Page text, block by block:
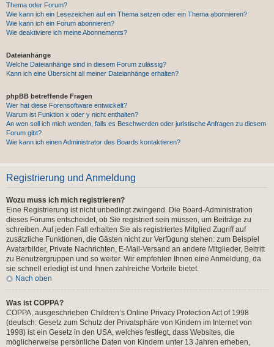
Thema oder Forum?
Wie kann ich ein Lesezeichen auf ein Thema setzen oder ein Thema abonnieren?
Wie kann ich ein Forum abonnieren?
Wie deaktiviere ich meine Abonnements?
Dateianhänge
Welche Dateianhänge sind in diesem Forum zulässig?
Kann ich eine Übersicht all meiner Dateianhänge erhalten?
phpBB betreffende Fragen
Wer hat diese Forensoftware entwickelt?
Warum ist Funktion x oder y nicht enthalten?
An wen soll ich mich wenden, falls es Beschwerden oder juristische Anfragen zu diesem
Forum gibt?
Wie kann ich einen Administrator des Boards kontaktieren?
Registrierung und Anmeldung
Wozu muss ich mich registrieren?
Eine Registrierung ist nicht unbedingt zwingend. Die Board-Administration
dieses Forums entscheidet, ob Sie registriert sein müssen, um Beiträge zu
schreiben. Auf jeden Fall erhalten Sie als registriertes Mitglied Zugriff auf
zusätzliche Funktionen, die Gästen nicht zur Verfügung stehen: zum Beispiel
Avatarbilder, Private Nachrichten, E-Mail-Versand an andere Mitglieder, Beitritt
zu Benutzergruppen und so weiter. Wir empfehlen Ihnen eine Anmeldung, da
sie schnell erledigt ist und Ihnen zahlreiche Vorteile bietet.
Nach oben
Was ist COPPA?
COPPA, ausgeschrieben Children’s Online Privacy Protection Act of 1998
(deutsch: Gesetz zum Schutz der Privatsphäre von Kindern im Internet von
1998) ist ein Gesetz in den USA, welches festlegt, dass Websites, die
möglicherweise persönliche Daten von Kindern unter 13 Jahren erheben,